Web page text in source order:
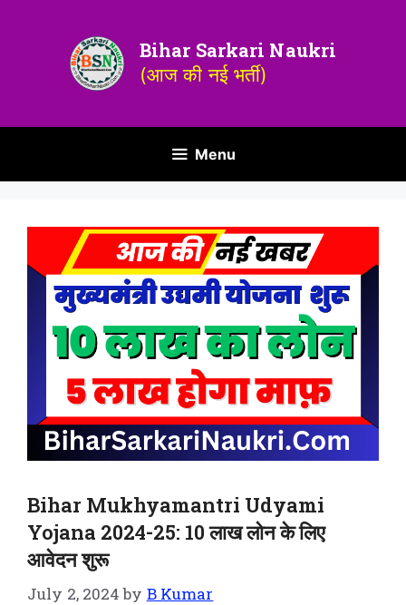
Bihar Sarkari Naukri
(आज की नई भर्ती)
Menu
Bihar Mukhyamantri Udyami
Yojana 2024-25: 10 लाख लोन के लिए
आवेदन शुरू
July 2, 2024 by B Kumar